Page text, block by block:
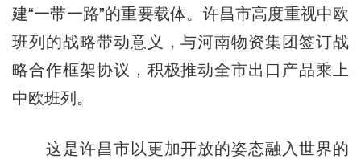
建“一带一路”的重要载体。许昌市高度重视中欧
班列的战略带动意义，与河南物资集团签订战
略合作框架协议，积极推动全市出口产品乘上
中欧班列。
这是许昌市以更加开放的姿态融入世界的